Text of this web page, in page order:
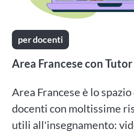
per docenti
Area Francese con
Area Francese è lo
docenti con moltissime
utili all'insegnamento: